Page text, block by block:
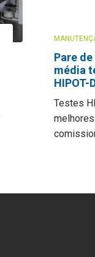
Pare
média
HIPOT-
Testes